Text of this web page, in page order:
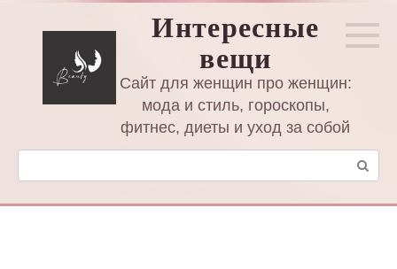
Интересные
вещи
Сайт для женщин про женщин:
мода и стиль, гороскопы,
фитнес, диеты и уход за собой
Поиск: